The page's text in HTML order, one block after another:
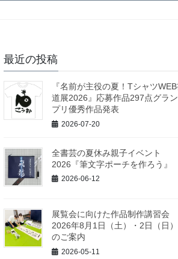
最近の投稿
『名前が主役の夏！Tシャツ
道展2026』応募作品297点グラン
プリ優秀作品発表
2026-07-20
全書芸の夏休み親子イベント
2026『筆文字ポーチを作ろう』
2026-06-12
展覧会に向けた作品制作講習会
2026年8月1日（土）・2日（日）
のご案内
2026-05-11